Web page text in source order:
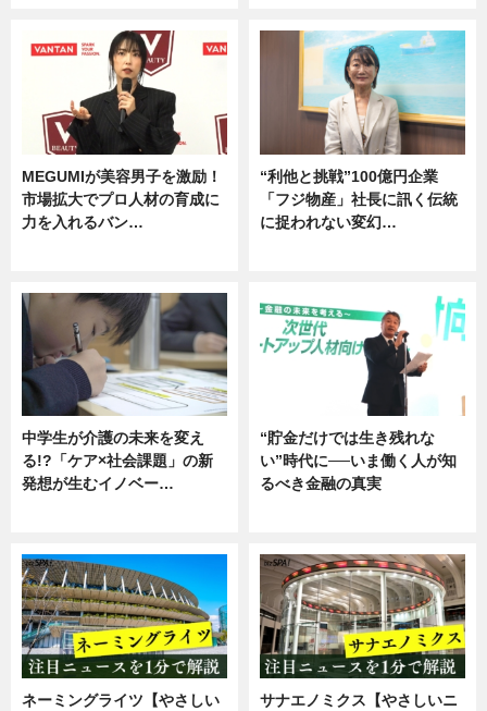
MEGUMIが美容男子を激励！
市場拡大でプロ人材の育成に
力を入れるバン…
“利他と挑戦”100億円企業
「フジ物産」社長に訊く伝統
に捉われない変幻…
中学生が介護の未来を変え
る!?「ケア×社会課題」の新
発想が生むイノベー…
“貯金だけでは生き残れな
い”時代に──いま働く人が知
るべき金融の真実
ネーミングライツ【やさしい
サナエノミクス【やさしいニ